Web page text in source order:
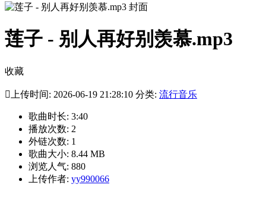
莲子 - 别人再好别羡慕.mp3
收藏
 上传时间: 2026-06-19 21:28:10 分类: 流行音乐
歌曲时长: 3:40
播放次数: 2
外链次数: 1
歌曲大小: 8.44 MB
浏览人气: 880
上传作者: yy990066